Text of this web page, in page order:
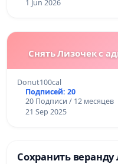
1 Jun 2026
Снять Лизочек с
Donut100cal
Подписей: 20
20 Подписи / 12 месяцев
21 Sep 2025
Сохранить веранду